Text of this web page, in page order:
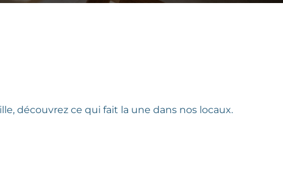
découvrez ce qui fait la une dans nos locaux.